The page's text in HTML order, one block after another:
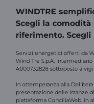
WINDTRE
Scegli la
riferimento.
Servizi energetici offerti da
Wind Tre S.p.A.
A000732828 sottoposto a
In ottemperanza alla
presentazione delle istanze
piattaforma ConciliaWeb. In